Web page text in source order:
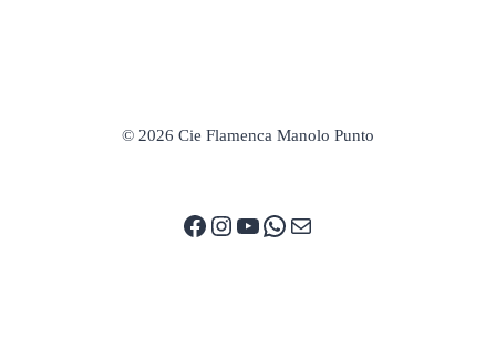
© 2026 Cie Flamenca Manolo Punto
Facebook
Instagram
YouTube
WhatsApp
E-mail